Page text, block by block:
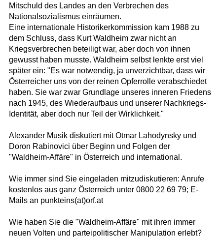
Mitschuld des Landes an den Verbrechen des
Nationalsozialismus einräumen.
Eine internationale Historikerkommission kam 1988 zu
dem Schluss, dass Kurt Waldheim zwar nicht an
Kriegsverbrechen beteiligt war, aber doch von ihnen
gewusst haben musste. Waldheim selbst lenkte erst viel
später ein: "Es war notwendig, ja unverzichtbar, dass wir
Österreicher uns von der reinen Opferrolle verabschiedet
haben. Sie war zwar Grundlage unseres inneren Friedens
nach 1945, des Wiederaufbaus und unserer Nachkriegs-
Identität, aber doch nur Teil der Wirklichkeit."
Alexander Musik diskutiert mit Otmar Lahodynsky und
Doron Rabinovici über Beginn und Folgen der
"Waldheim-Affäre" in Österreich und international.
Wie immer sind Sie eingeladen mitzudiskutieren: Anrufe
kostenlos aus ganz Österreich unter 0800 22 69 79; E-
Mails an punkteins(at)orf.at
Wie haben Sie die "Waldheim-Affäre" mit ihren immer
neuen Volten und parteipolitischer Manipulation erlebt?